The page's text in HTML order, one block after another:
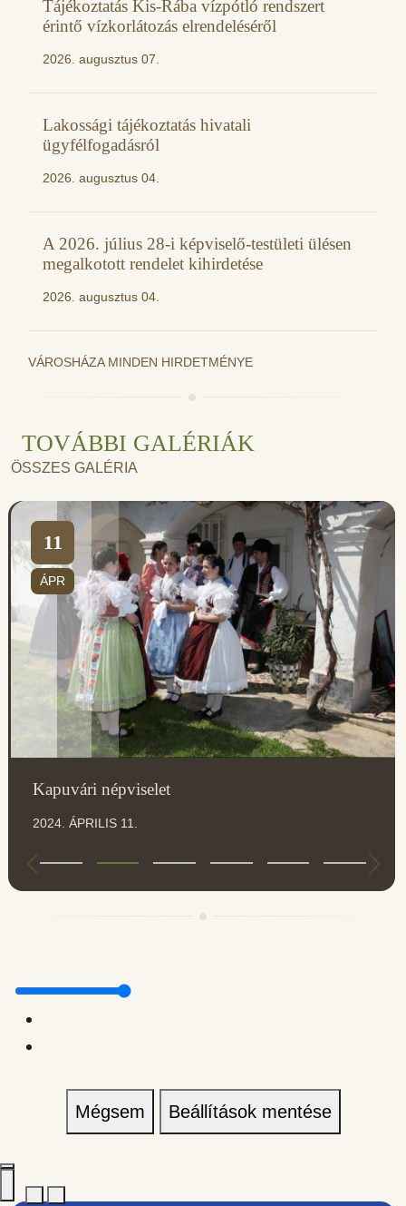
Tájékoztatás Kis-Rába vízpótló rendszert
érintő vízkorlátozás elrendeléséről
2026. augusztus 07.
Lakossági tájékoztatás hivatali
ügyfélfogadásról
2026. augusztus 04.
A 2026. július 28-i képviselő-testületi ülésen
megalkotott rendelet kihirdetése
2026. augusztus 04.
VÁROSHÁZA MINDEN HIRDETMÉNYE
TOVÁBBI GALÉRIÁK
ÖSSZES GALÉRIA
11
ÁPR
Kapuvári népviselet
2024. ÁPRILIS 11.
Mégsem Beállítások mentése